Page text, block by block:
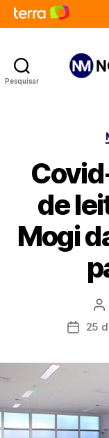
Pesquisar
de
Mogi
do
Data
25